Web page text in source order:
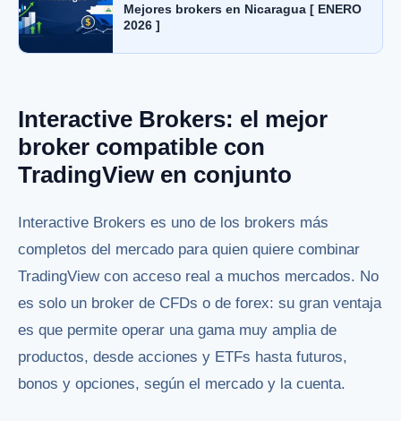
Mejores brokers en Nicaragua [ ENERO
2026 ]
Interactive Brokers: el mejor
broker compatible con
TradingView en conjunto
Interactive Brokers es uno de los brokers más
completos del mercado para quien quiere combinar
TradingView con acceso real a muchos mercados. No
es solo un broker de CFDs o de forex: su gran ventaja
es que permite operar una gama muy amplia de
productos, desde acciones y ETFs hasta futuros,
bonos y opciones, según el mercado y la cuenta.